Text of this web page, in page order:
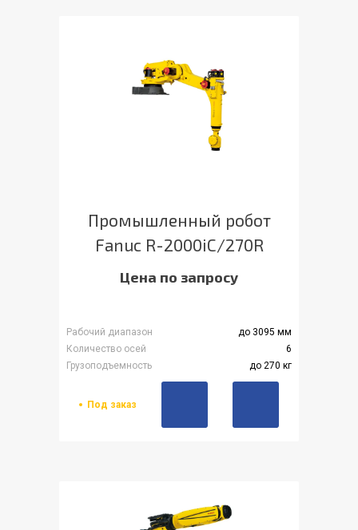
Промышленный робот
Fanuc R-2000iC/270R
Цена по запросу
Рабочий диапазон
до 3095 мм
Количество осей
6
Грузоподъемность
до 270 кг
Под заказ